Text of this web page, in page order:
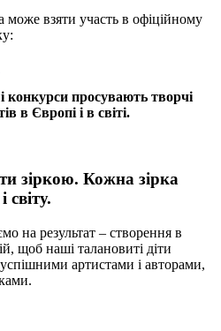
може взяти участь в офіційному
просувають творчі
в Європі і в світі.
зіркою. Кожна зірка
на результат – створення в
щоб наші талановиті діти
артистами і авторами,